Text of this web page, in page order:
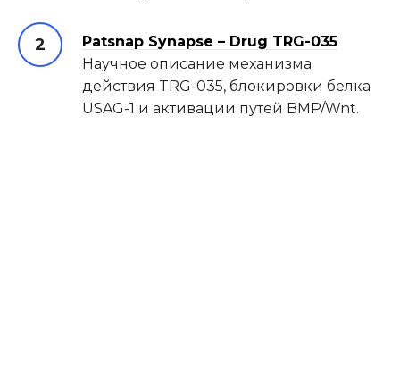
Patsnap Synapse – Drug TRG-035
Научное описание механизма
действия TRG-035, блокировки белка
USAG-1 и активации путей BMP/Wnt.